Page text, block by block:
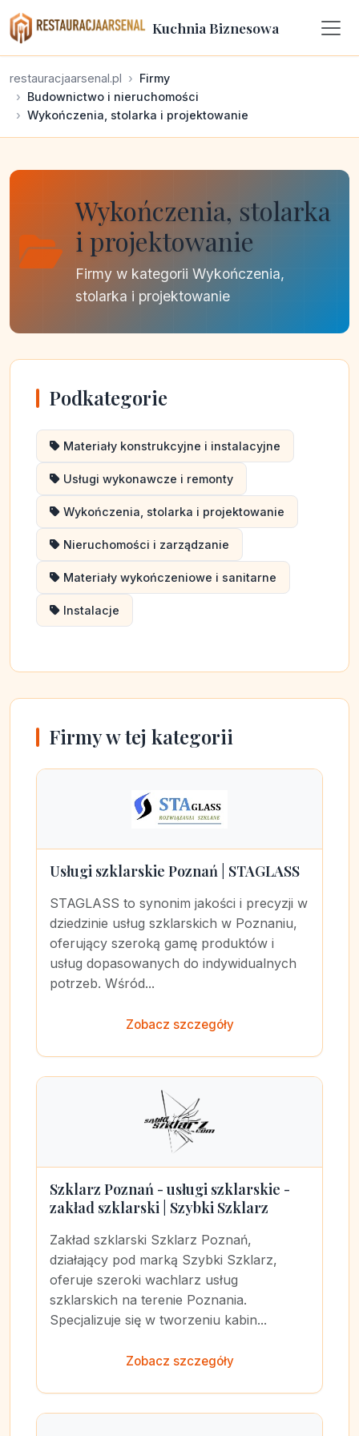
Kuchnia Biznesowa
restauracjaarsenal.pl
Firmy
Budownictwo i nieruchomości
Wykończenia, stolarka i projektowanie
Wykończenia, stolarka
i projektowanie
Firmy w kategorii Wykończenia,
stolarka i projektowanie
Podkategorie
Materiały konstrukcyjne i instalacyjne
Usługi wykonawcze i remonty
Wykończenia, stolarka i projektowanie
Nieruchomości i zarządzanie
Materiały wykończeniowe i sanitarne
Instalacje
Firmy w tej kategorii
Usługi szklarskie Poznań | STAGLASS
STAGLASS to synonim jakości i precyzji w
dziedzinie usług szklarskich w Poznaniu,
oferujący szeroką gamę produktów i
usług dopasowanych do indywidualnych
potrzeb. Wśród...
Zobacz szczegóły
Szklarz Poznań - usługi szklarskie -
zakład szklarski | Szybki Szklarz
Zakład szklarski Szklarz Poznań,
działający pod marką Szybki Szklarz,
oferuje szeroki wachlarz usług
szklarskich na terenie Poznania.
Specjalizuje się w tworzeniu kabin...
Zobacz szczegóły